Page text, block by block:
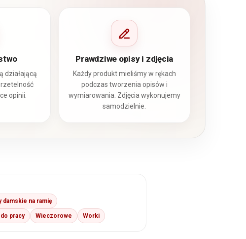
działającą
opinii.
Prawdziwe opisy i zdjęcia
Każdy produkt mieliśmy w rękach
podczas tworzenia opisów i
wymiarowania. Zdjęcia wykonujemy
samodzielnie.
damskie na ramię
pracy Wieczorowe Worki